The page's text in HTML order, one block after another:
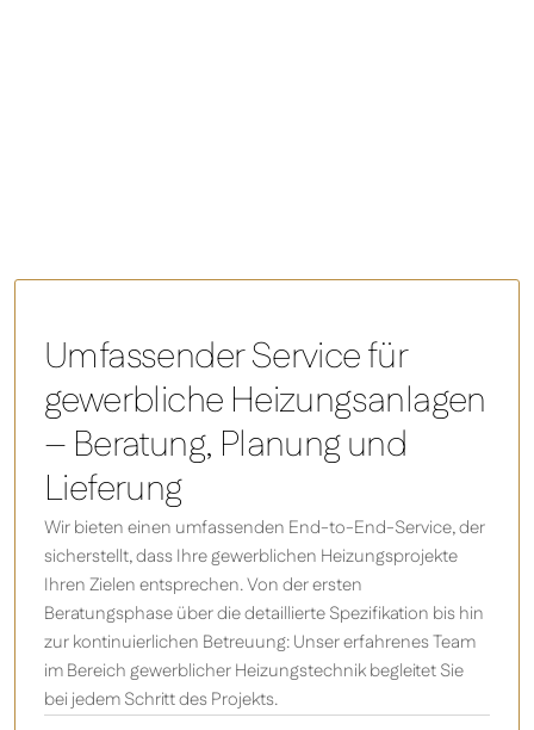
Umfassender Service für
gewerbliche Heizungsanlagen
– Beratung, Planung und
Lieferung
Wir bieten einen umfassenden End-to-End-Service, der
sicherstellt, dass Ihre gewerblichen Heizungsprojekte
Ihren Zielen entsprechen. Von der ersten
Beratungsphase über die detaillierte Spezifikation bis hin
zur kontinuierlichen Betreuung: Unser erfahrenes Team
im Bereich gewerblicher Heizungstechnik begleitet Sie
bei jedem Schritt des Projekts.